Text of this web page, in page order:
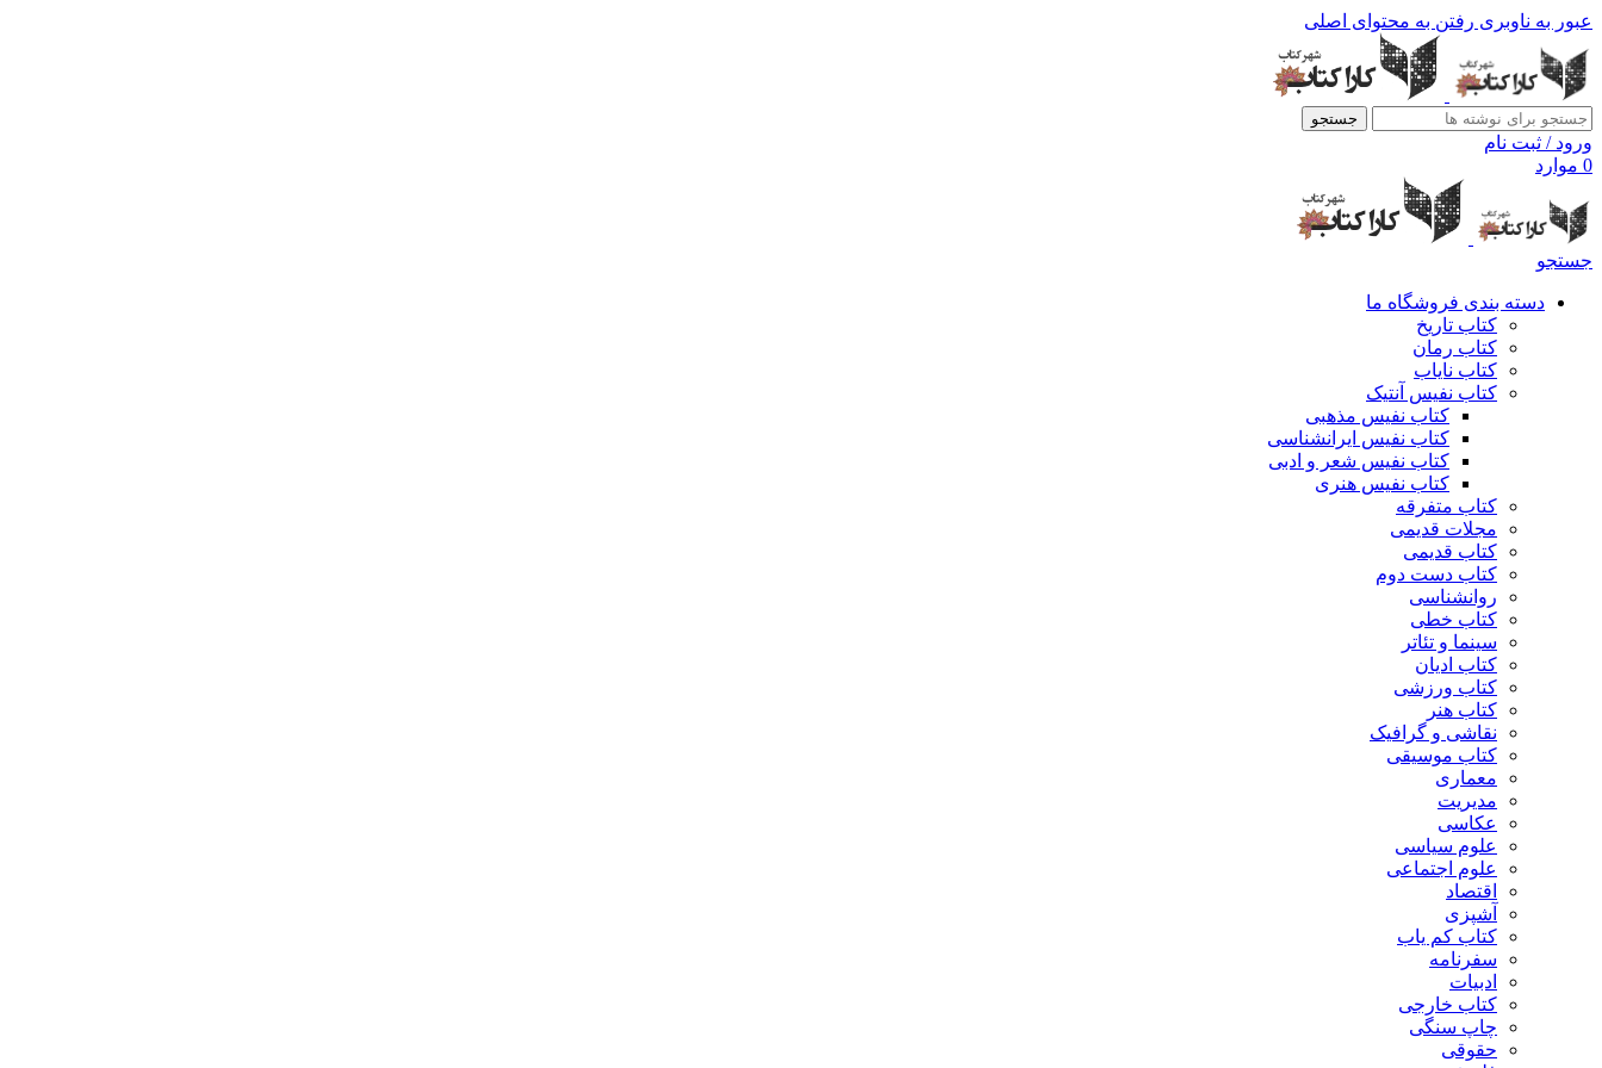
عبور به ناوبری رفتن به محتوای اصلی
جستجو
ورود / ثبت نام
0 موارد
جستجو
دسته بندی فروشگاه ما
کتاب تاریخ
کتاب رمان
کتاب نایاب
کتاب نفیس آنتیک
کتاب نفیس مذهبی
کتاب نفیس ایرانشناسی
کتاب نفیس شعر و ادبی
کتاب نفیس هنری
کتاب متفرقه
مجلات قدیمی
کتاب قدیمی
کتاب دست دوم
روانشناسی
کتاب خطی
سینما و تئاتر
کتاب ادیان
کتاب ورزشی
کتاب هنر
نقاشی و گرافیک
کتاب موسیقی
معماری
مدیریت
عکاسی
علوم سیاسی
علوم اجتماعی
اقتصاد
آشپزی
کتاب کم یاب
سفرنامه
ادبیات
کتاب خارجی
چاپ سنگی
حقوقی